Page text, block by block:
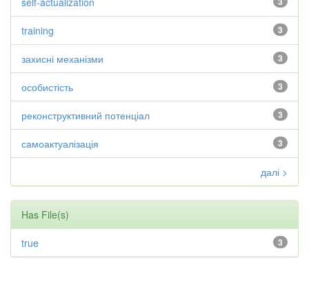
3
training
3
захисні механізми
3
особистість
3
реконструктивний потенціал
3
самоактуалізація
далі >
Has File(s)
3
true